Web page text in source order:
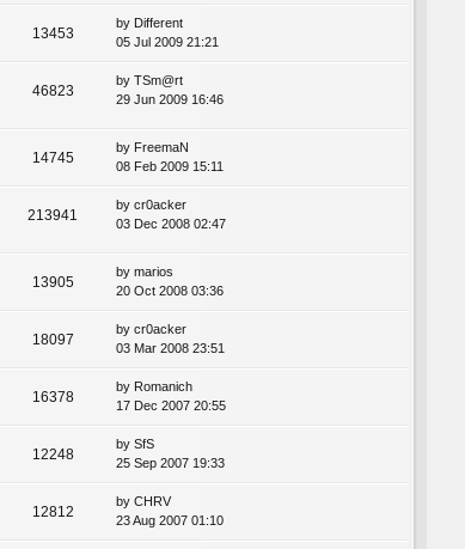
13453
by Different
05 Jul 2009 21:21
46823
by TSm@rt
29 Jun 2009 16:46
14745
by FreemaN
08 Feb 2009 15:11
213941
by cr0acker
03 Dec 2008 02:47
13905
by marios
20 Oct 2008 03:36
18097
by cr0acker
03 Mar 2008 23:51
16378
by Romanich
17 Dec 2007 20:55
12248
by SfS
25 Sep 2007 19:33
12812
by CHRV
23 Aug 2007 01:10